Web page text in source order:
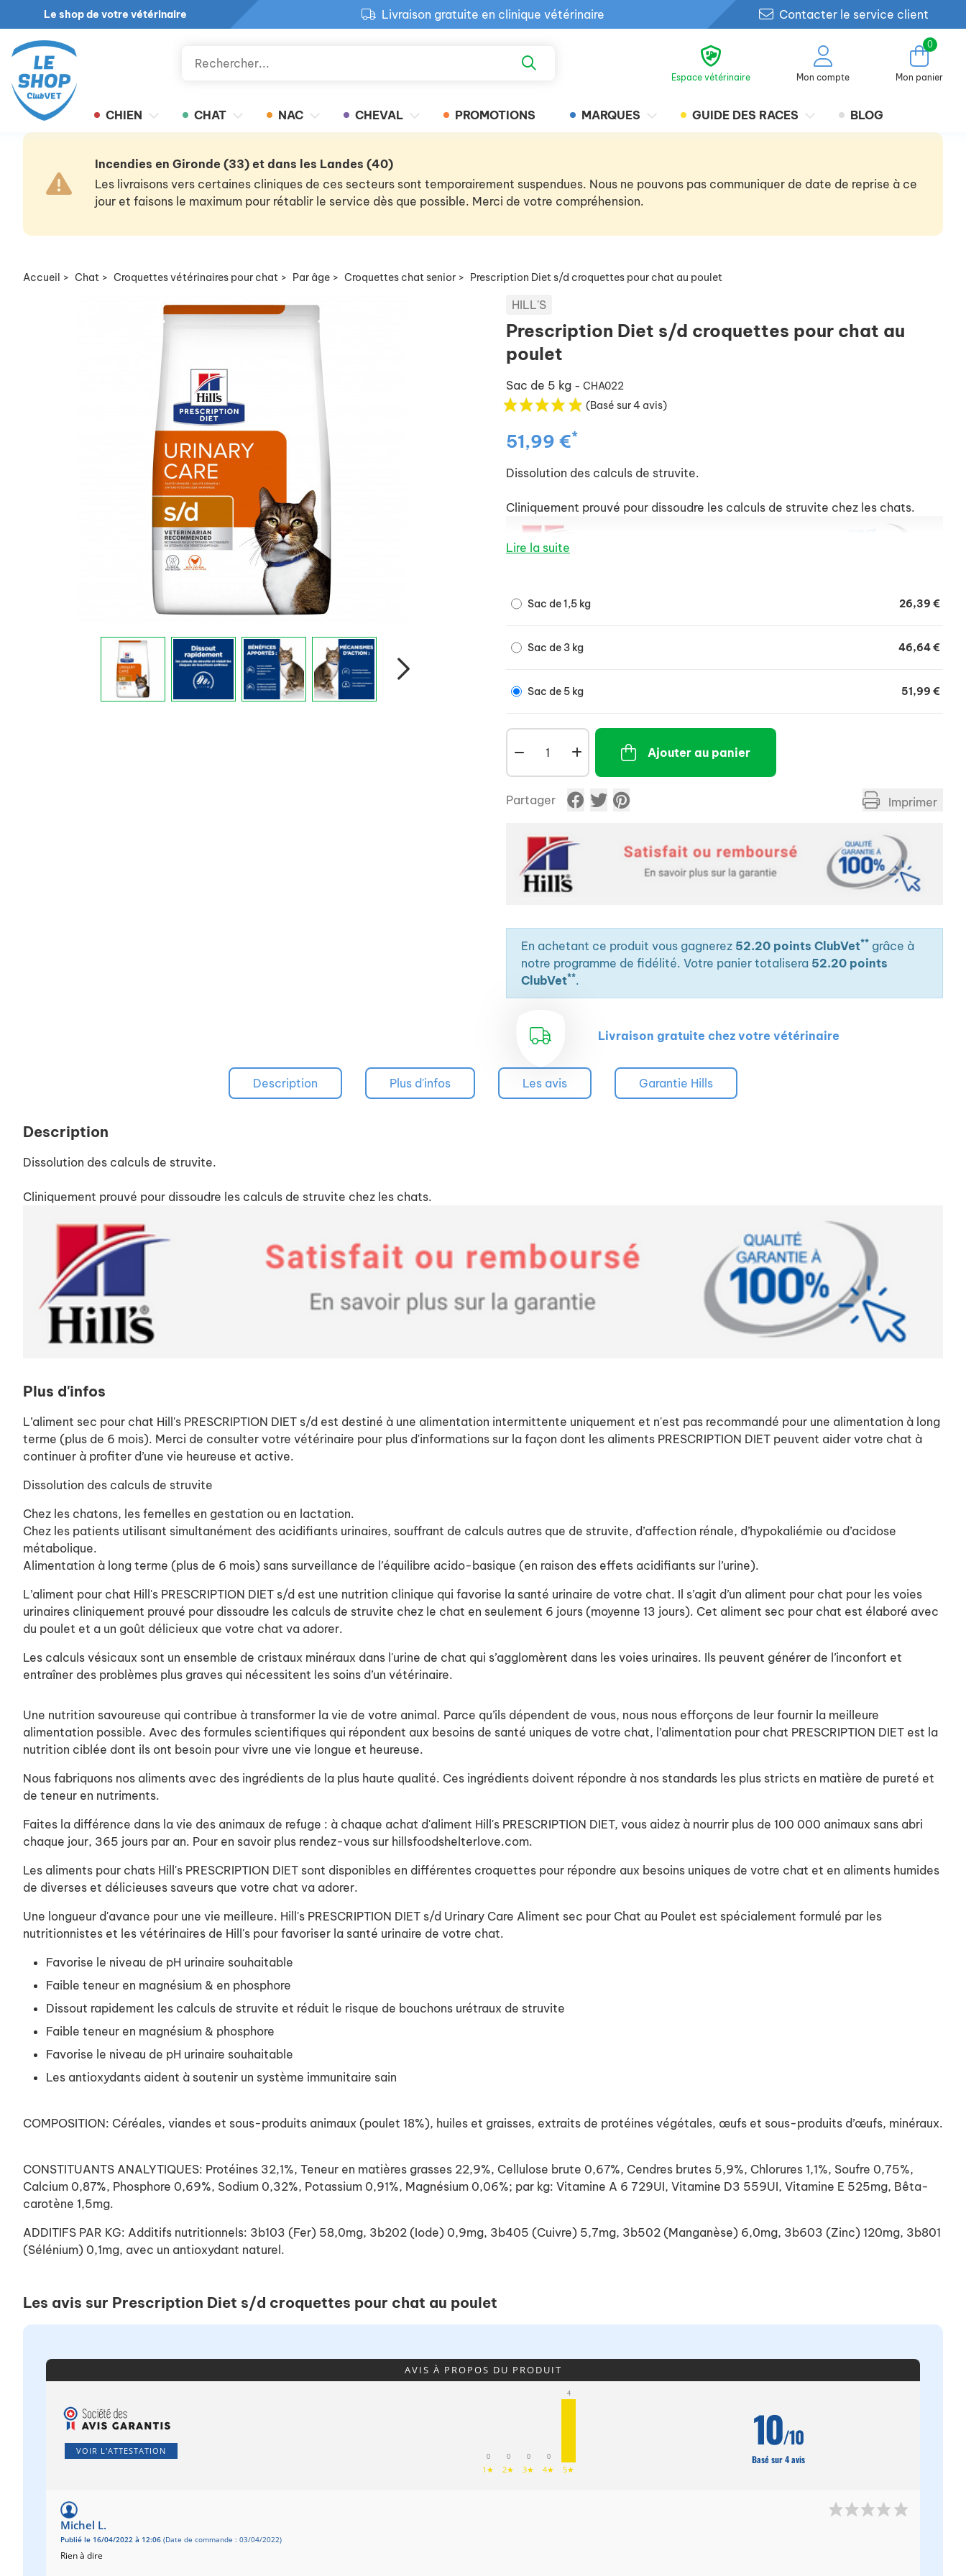
Le shop de votre vétérinaire
Livraison gratuite en clinique vétérinaire
Retour produit gratuit en clinique
Contacter le service client
Espace vétérinaire Mon compte
0
Mon panier
CHIEN CHAT NAC CHEVAL PROMOTIONS MARQUES GUIDE DES RACES BLOG
Incendies en Gironde (33) et dans les Landes (40)
Les livraisons vers certaines cliniques de ces secteurs sont temporairement suspendues. Nous ne pouvons pas communiquer de date de reprise à ce
jour et faisons le maximum pour rétablir le service dès que possible. Merci de votre compréhension.
Accueil > Chat > Croquettes vétérinaires pour chat > Par âge > Croquettes chat senior > Prescription Diet s/d croquettes pour chat au poulet
HILL'S
Prescription Diet s/d croquettes pour chat au
poulet
Sac de 5 kg - CHA022
(Basé sur 4 avis)
51,99 €*
Dissolution des calculs de struvite.
Cliniquement prouvé pour dissoudre les calculs de struvite chez les chats.
Lire la suite
Sac de 1,5 kg 26,39 €
Sac de 3 kg 46,64 €
Sac de 5 kg 51,99 €
Ajouter au panier
Partager Imprimer
En achetant ce produit vous gagnerez 52.20 points ClubVet** grâce à
notre programme de fidélité. Votre panier totalisera 52.20 points
ClubVet**.
Livraison gratuite chez votre vétérinaire
Description Plus d'infos Les avis Garantie Hills
Description
Dissolution des calculs de struvite.
Cliniquement prouvé pour dissoudre les calculs de struvite chez les chats.
Plus d'infos
L’aliment sec pour chat Hill's PRESCRIPTION DIET s/d est destiné à une alimentation intermittente uniquement et n'est pas recommandé pour une alimentation à long
terme (plus de 6 mois). Merci de consulter votre vétérinaire pour plus d'informations sur la façon dont les aliments PRESCRIPTION DIET peuvent aider votre chat à
continuer à profiter d’une vie heureuse et active.
Dissolution des calculs de struvite
Chez les chatons, les femelles en gestation ou en lactation.
Chez les patients utilisant simultanément des acidifiants urinaires, souffrant de calculs autres que de struvite, d’affection rénale, d’hypokaliémie ou d’acidose
métabolique.
Alimentation à long terme (plus de 6 mois) sans surveillance de l’équilibre acido-basique (en raison des effets acidifiants sur l’urine).
L’aliment pour chat Hill's PRESCRIPTION DIET s/d est une nutrition clinique qui favorise la santé urinaire de votre chat. Il s’agit d’un aliment pour chat pour les voies
urinaires cliniquement prouvé pour dissoudre les calculs de struvite chez le chat en seulement 6 jours (moyenne 13 jours). Cet aliment sec pour chat est élaboré avec
du poulet et a un goût délicieux que votre chat va adorer.
Les calculs vésicaux sont un ensemble de cristaux minéraux dans l'urine de chat qui s’agglomèrent dans les voies urinaires. Ils peuvent générer de l’inconfort et
entraîner des problèmes plus graves qui nécessitent les soins d’un vétérinaire.
Une nutrition savoureuse qui contribue à transformer la vie de votre animal. Parce qu’ils dépendent de vous, nous nous efforçons de leur fournir la meilleure
alimentation possible. Avec des formules scientifiques qui répondent aux besoins de santé uniques de votre chat, l’alimentation pour chat PRESCRIPTION DIET est la
nutrition ciblée dont ils ont besoin pour vivre une vie longue et heureuse.
Nous fabriquons nos aliments avec des ingrédients de la plus haute qualité. Ces ingrédients doivent répondre à nos standards les plus stricts en matière de pureté et
de teneur en nutriments.
Faites la différence dans la vie des animaux de refuge : à chaque achat d'aliment Hill's PRESCRIPTION DIET, vous aidez à nourrir plus de 100 000 animaux sans abri
chaque jour, 365 jours par an. Pour en savoir plus rendez-vous sur hillsfoodshelterlove.com.
Les aliments pour chats Hill's PRESCRIPTION DIET sont disponibles en différentes croquettes pour répondre aux besoins uniques de votre chat et en aliments humides
de diverses et délicieuses saveurs que votre chat va adorer.
Une longueur d'avance pour une vie meilleure. Hill's PRESCRIPTION DIET s/d Urinary Care Aliment sec pour Chat au Poulet est spécialement formulé par les
nutritionnistes et les vétérinaires de Hill's pour favoriser la santé urinaire de votre chat.
Favorise le niveau de pH urinaire souhaitable
Faible teneur en magnésium & en phosphore
Dissout rapidement les calculs de struvite et réduit le risque de bouchons urétraux de struvite
Faible teneur en magnésium & phosphore
Favorise le niveau de pH urinaire souhaitable
Les antioxydants aident à soutenir un système immunitaire sain
COMPOSITION: Céréales, viandes et sous-produits animaux (poulet 18%), huiles et graisses, extraits de protéines végétales, œufs et sous-produits d’œufs, minéraux.
CONSTITUANTS ANALYTIQUES: Protéines 32,1%, Teneur en matières grasses 22,9%, Cellulose brute 0,67%, Cendres brutes 5,9%, Chlorures 1,1%, Soufre 0,75%,
Calcium 0,87%, Phosphore 0,69%, Sodium 0,32%, Potassium 0,91%, Magnésium 0,06%; par kg: Vitamine A 6 729UI, Vitamine D3 559UI, Vitamine E 525mg, Bêta-
carotène 1,5mg.
ADDITIFS PAR KG: Additifs nutritionnels: 3b103 (Fer) 58,0mg, 3b202 (Iode) 0,9mg, 3b405 (Cuivre) 5,7mg, 3b502 (Manganèse) 6,0mg, 3b603 (Zinc) 120mg, 3b801
(Sélénium) 0,1mg, avec un antioxydant naturel.
Les avis sur Prescription Diet s/d croquettes pour chat au poulet
AVIS À PROPOS DU PRODUIT
VOIR L'ATTESTATION
0
1★
0
2★
0
3★
0
4★
4
5★
10/10
Basé sur 4 avis
Michel L.
Publié le 16/04/2022 à 12:06 (Date de commande : 03/04/2022)
Rien à dire